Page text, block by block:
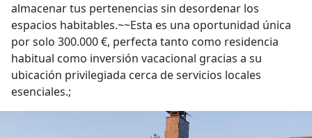
almacenar tus pertenencias sin desordenar los
espacios habitables.~~Esta es una oportunidad única
por solo 300.000 €, perfecta tanto como residencia
habitual como inversión vacacional gracias a su
ubicación privilegiada cerca de servicios locales
esenciales.;